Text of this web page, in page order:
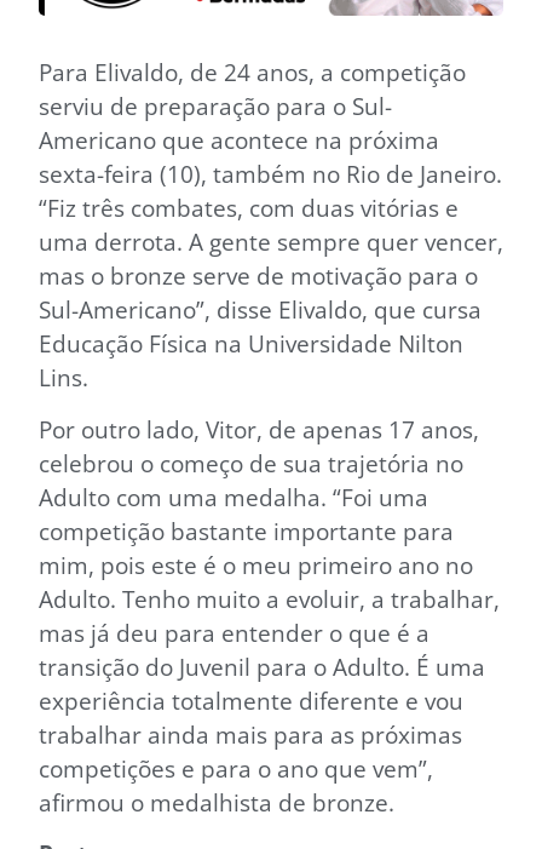
Para Elivaldo, de 24 anos, a competição
serviu de preparação para o Sul-
Americano que acontece na próxima
sexta-feira (10), também no Rio de Janeiro.
“Fiz três combates, com duas vitórias e
uma derrota. A gente sempre quer vencer,
mas o bronze serve de motivação para o
Sul-Americano”, disse Elivaldo, que cursa
Educação Física na Universidade Nilton
Lins.
Por outro lado, Vitor, de apenas 17 anos,
celebrou o começo de sua trajetória no
Adulto com uma medalha. “Foi uma
competição bastante importante para
mim, pois este é o meu primeiro ano no
Adulto. Tenho muito a evoluir, a trabalhar,
mas já deu para entender o que é a
transição do Juvenil para o Adulto. É uma
experiência totalmente diferente e vou
trabalhar ainda mais para as próximas
competições e para o ano que vem”,
afirmou o medalhista de bronze.